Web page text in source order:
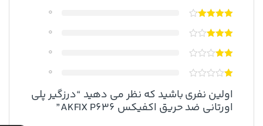
0
0
0
0
اولین نفری باشید که نظر می دهید “درزگیر پلی
اورتانی ضد حریق اکفیکس AKFIX P636”